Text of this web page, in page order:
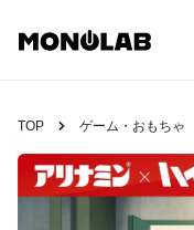
TOP ゲーム・おもちゃ